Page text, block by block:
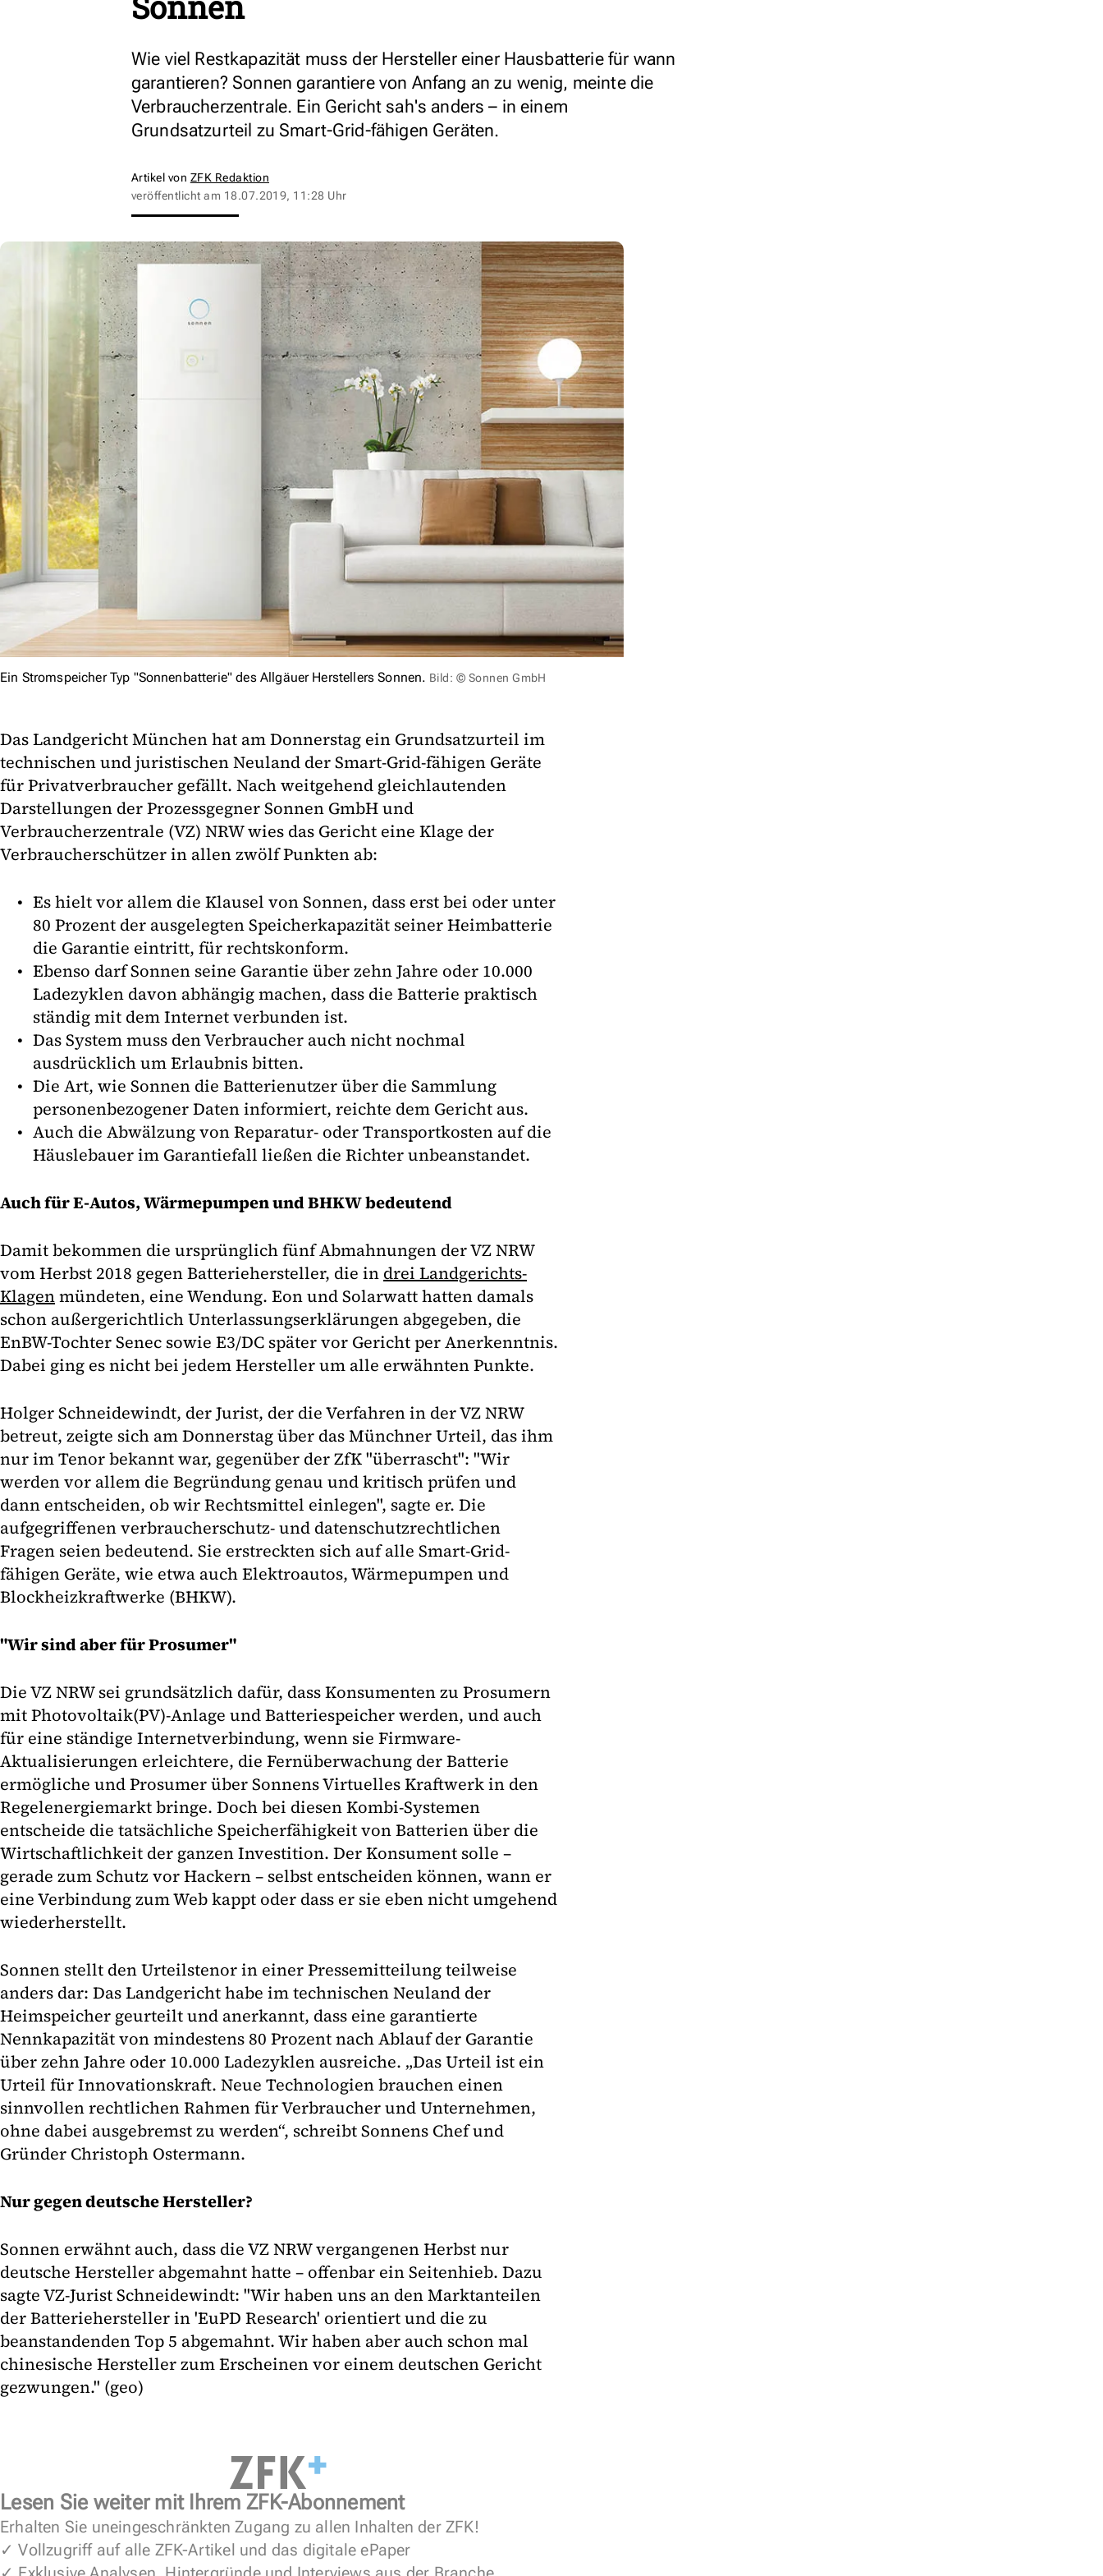
Wie viel Restkapazität muss der Hersteller einer Hausbatterie für wann
garantieren? Sonnen garantiere von Anfang an zu wenig, meinte die
Verbraucherzentrale. Ein Gericht sah's anders – in einem
Grundsatzurteil zu Smart-Grid-fähigen Geräten.
Artikel von ZFK Redaktion
veröffentlicht am 18.07.2019, 11:28 Uhr
Ein Stromspeicher Typ "Sonnenbatterie" des Allgäuer Herstellers Sonnen. Bild: © Sonnen GmbH
Das Landgericht München hat am Donnerstag ein Grundsatzurteil im
technischen und juristischen Neuland der Smart-Grid-fähigen Geräte
für Privatverbraucher gefällt. Nach weitgehend gleichlautenden
Darstellungen der Prozessgegner Sonnen GmbH und
Verbraucherzentrale (VZ) NRW wies das Gericht eine Klage der
Verbraucherschützer in allen zwölf Punkten ab:
Es hielt vor allem die Klausel von Sonnen, dass erst bei oder unter
80 Prozent der ausgelegten Speicherkapazität seiner Heimbatterie
die Garantie eintritt, für rechtskonform.
Ebenso darf Sonnen seine Garantie über zehn Jahre oder 10.000
Ladezyklen davon abhängig machen, dass die Batterie praktisch
ständig mit dem Internet verbunden ist.
Das System muss den Verbraucher auch nicht nochmal
ausdrücklich um Erlaubnis bitten.
Die Art, wie Sonnen die Batterienutzer über die Sammlung
personenbezogener Daten informiert, reichte dem Gericht aus.
Auch die Abwälzung von Reparatur- oder Transportkosten auf die
Häuslebauer im Garantiefall ließen die Richter unbeanstandet.
Auch für E-Autos, Wärmepumpen und BHKW bedeutend
Damit bekommen die ursprünglich fünf Abmahnungen der VZ NRW
vom Herbst 2018 gegen Batteriehersteller, die in drei Landgerichts-
Klagenmündeten, eine Wendung. Eon und Solarwatt hatten damals
schon außergerichtlich Unterlassungserklärungen abgegeben, die
EnBW-Tochter Senec sowie E3/DC später vor Gericht per Anerkenntnis.
Dabei ging es nicht bei jedem Hersteller um alle erwähnten Punkte.
Holger Schneidewindt, der Jurist, der die Verfahren in der VZ NRW
betreut, zeigte sich am Donnerstag über das Münchner Urteil, das ihm
nur im Tenor bekannt war, gegenüber der ZfK "überrascht": "Wir
werden vor allem die Begründung genau und kritisch prüfen und
dann entscheiden, ob wir Rechtsmittel einlegen", sagte er. Die
aufgegriffenen verbraucherschutz- und datenschutzrechtlichen
Fragen seien bedeutend. Sie erstreckten sich auf alle Smart-Grid-
fähigen Geräte, wie etwa auch Elektroautos, Wärmepumpen und
Blockheizkraftwerke (BHKW).
"Wir sind aber für Prosumer"
Die VZ NRW sei grundsätzlich dafür, dass Konsumenten zu Prosumern
mit Photovoltaik(PV)-Anlage und Batteriespeicher werden, und auch
für eine ständige Internetverbindung, wenn sie Firmware-
Aktualisierungen erleichtere, die Fernüberwachung der Batterie
ermögliche und Prosumer über Sonnens Virtuelles Kraftwerk in den
Regelenergiemarkt bringe. Doch bei diesen Kombi-Systemen
entscheide die tatsächliche Speicherfähigkeit von Batterien über die
Wirtschaftlichkeit der ganzen Investition. Der Konsument solle –
gerade zum Schutz vor Hackern – selbst entscheiden können, wann er
eine Verbindung zum Web kappt oder dass er sie eben nicht umgehend
wiederherstellt.
Sonnen stellt den Urteilstenor in einer Pressemitteilung teilweise
anders dar: Das Landgericht habe im technischen Neuland der
Heimspeicher geurteilt und anerkannt, dass eine garantierte
Nennkapazität von mindestens 80 Prozent nach Ablauf der Garantie
über zehn Jahre oder 10.000 Ladezyklen ausreiche. „Das Urteil ist ein
Urteil für Innovationskraft. Neue Technologien brauchen einen
sinnvollen rechtlichen Rahmen für Verbraucher und Unternehmen,
ohne dabei ausgebremst zu werden“, schreibt Sonnens Chef und
Gründer Christoph Ostermann.
Nur gegen deutsche Hersteller?
Sonnen erwähnt auch, dass die VZ NRW vergangenen Herbst nur
deutsche Hersteller abgemahnt hatte – offenbar ein Seitenhieb. Dazu
sagte VZ-Jurist Schneidewindt: "Wir haben uns an den Marktanteilen
der Batteriehersteller in 'EuPD Research' orientiert und die zu
beanstandenden Top 5 abgemahnt. Wir haben aber auch schon mal
chinesische Hersteller zum Erscheinen vor einem deutschen Gericht
gezwungen." (geo)
Lesen Sie weiter mit Ihrem ZFK-Abonnement
Erhalten Sie uneingeschränkten Zugang zu allen Inhalten der ZFK!
✓ Vollzugriff auf alle ZFK-Artikel und das digitale ePaper